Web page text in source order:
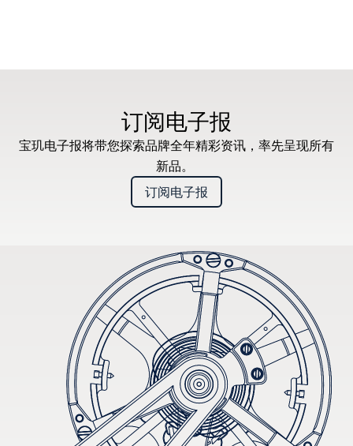
订阅电子报
宝玑电子报将带您探索品牌全年精彩资讯，率先呈现所有
新品。
订阅电子报